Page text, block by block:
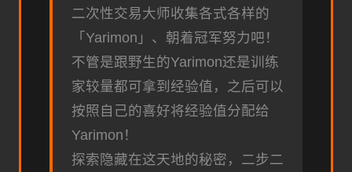
二次性交易大师收集各式各样的
「Yarimon」、朝着冠军努力吧！
不管是跟野生的Yarimon还是训练
家较量都可拿到经验值，之后可以
按照自己的喜好将经验值分配给
Yarimon！
探索隐藏在这天地的秘密，二步二